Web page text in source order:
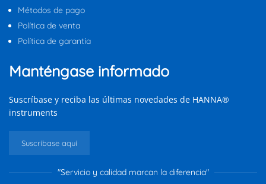
Métodos de pago
Política de venta
Política de garantía
Manténgase informado
Suscríbase y reciba las últimas novedades de HANNA®
instruments
Suscríbase aquí
"Servicio y calidad marcan la diferencia"